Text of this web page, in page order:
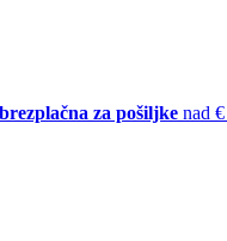
za pošiljke nad